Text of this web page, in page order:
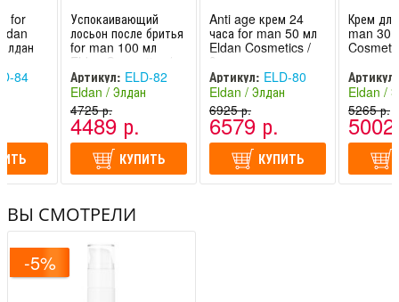
for
84
Успокаивающий
лосьон после бритья
for man 100 мл
Eldan Cosmetics /
Элдан
Артикул: ELD-82
Eldan / Элдан
(Швейцария -
Италия)
4725 р.
4489 р.
КУПИТЬ
Anti age крем 24
часа for man 50 мл
Eldan Cosmetics /
Элдан
Артикул: ELD-80
Eldan / Элдан
(Швейцария -
Италия)
6925 р.
6579 р.
КУПИТЬ
Крем
man 30
Артикул:
Eldan /
Италия)
5265 р.
ВЫ СМОТРЕЛИ
-5%